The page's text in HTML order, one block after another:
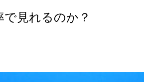
で見れるのか？